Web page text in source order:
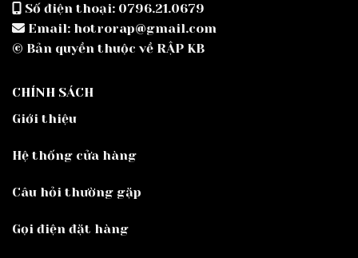
Số điện thoại: 0796.21.0679
Email: hotrorap@gmail.com
© Bản quyền thuộc về RẬP KB
CHÍNH SÁCH
Giới thiệu
Hệ thống cửa hàng
Câu hỏi thường gặp
Gọi điện đặt hàng